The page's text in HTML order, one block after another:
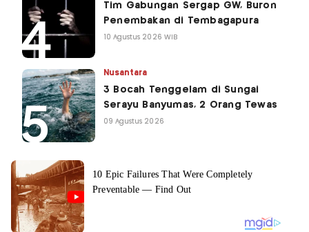
Tim Gabungan Sergap GW, Buron
Penembakan di Tembagapura
10 Agustus 2026 WIB
Nusantara
3 Bocah Tenggelam di Sungai
Serayu Banyumas, 2 Orang Tewas
09 Agustus 2026